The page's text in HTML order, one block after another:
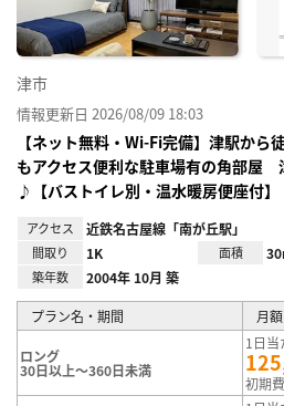
津市
情報更新日 2026/08/09 18:03
【ネット無料・Wi-Fi完備】津駅か
もアクセス便利な駐車場有の角部屋
♪【バストイレ別・温水暖房便座付】
アクセス 近鉄名古屋線「南が丘駅」
間取り 1K 面積
築年数 2004年 10月 築
プラン名・期間 月
ロング
30日以上～360日未満
1日当
初期